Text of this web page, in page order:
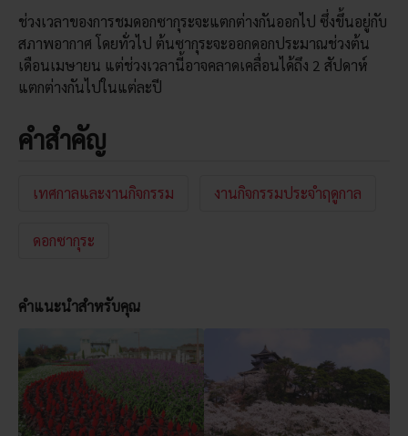
ช่วงเวลาของการชมดอกซากุระจะแตกต่างกันออกไป ซึ่งขึ้นอยู่กับ
สภาพอากาศ โดยทั่วไป ต้นซากุระจะออกดอกประมาณช่วงต้น
เดือนเมษายน แต่ช่วงเวลานี้อาจคลาดเคลื่อนได้ถึง 2 สัปดาห์
แตกต่างกันไปในแต่ละปี
คำสำคัญ
เทศกาลและงานกิจกรรม งานกิจกรรมประจำฤดูกาล
ดอกซากุระ
คำแนะนำสำหรับคุณ